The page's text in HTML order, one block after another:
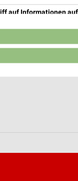
Car-Center
auf Informationen
zur Auswahl von
personalisierte
durch Statistiken